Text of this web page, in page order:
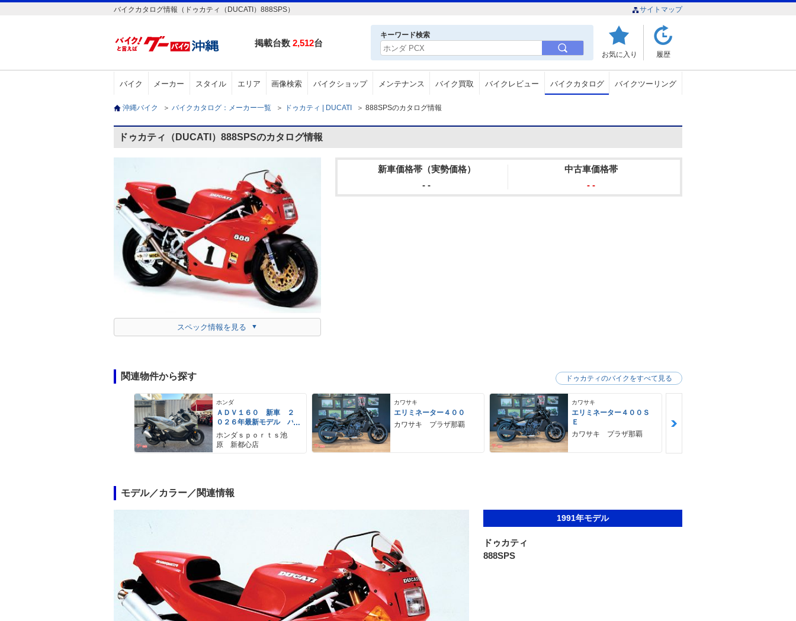
バイクカタログ情報（ドゥカティ（DUCATI）888SPS） サイトマップ
掲載台数 2,512台
キーワード検索
お気に入り 履歴
バイク メーカー スタイル エリア 画像検索 バイクショップ メンテナンス バイク買取 バイクレビュー バイクカタログ バイクツーリング
沖縄バイク ＞ バイクカタログ：メーカー一覧 ＞ ドゥカティ | DUCATI ＞ 888SPSのカタログ情報
ドゥカティ（DUCATI）888SPSのカタログ情報
スペック情報を見る
新車価格帯（実勢価格）
- -
中古車価格帯
- -
関連物件から探す
ホンダ
ＡＤＶ１６０ 新車 ２
０２６年最新モデル パ
ールスモーキーグレー
スマートキー ２９Ｌ
メットイン ＵＳＢ Ｔ
ホンダｓｐｏｒｔｓ池
原 新都心店
カワサキ
エリミネーター４００
カワサキ プラザ那覇
カワサキ
エリミネーター４００Ｓ
Ｅ
カワサキ プラザ那覇
ドゥカティのバイクをすべて見る
モデル／カラー／関連情報
1991年モデル
ドゥカティ
888SPS